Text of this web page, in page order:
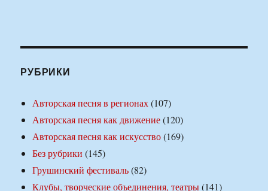
РУБРИКИ
Авторская песня в регионах(107)
Авторская песня как движение(120)
Авторская песня как искусство(169)
Без рубрики (145)
Грушинский фестиваль(82)
Клубы, творческие объединения, театры(141)